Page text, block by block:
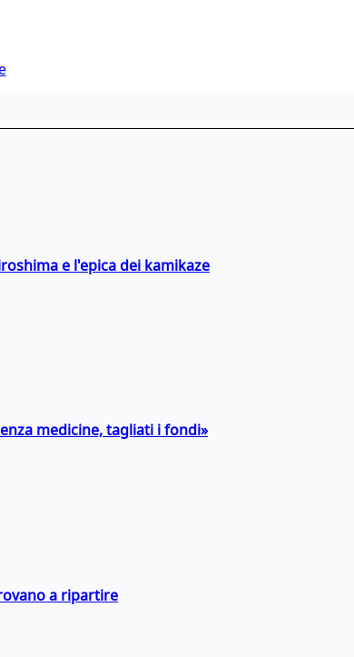
e l'epica dei kamikaze
medicine, tagliati i fondi»
a ripartire